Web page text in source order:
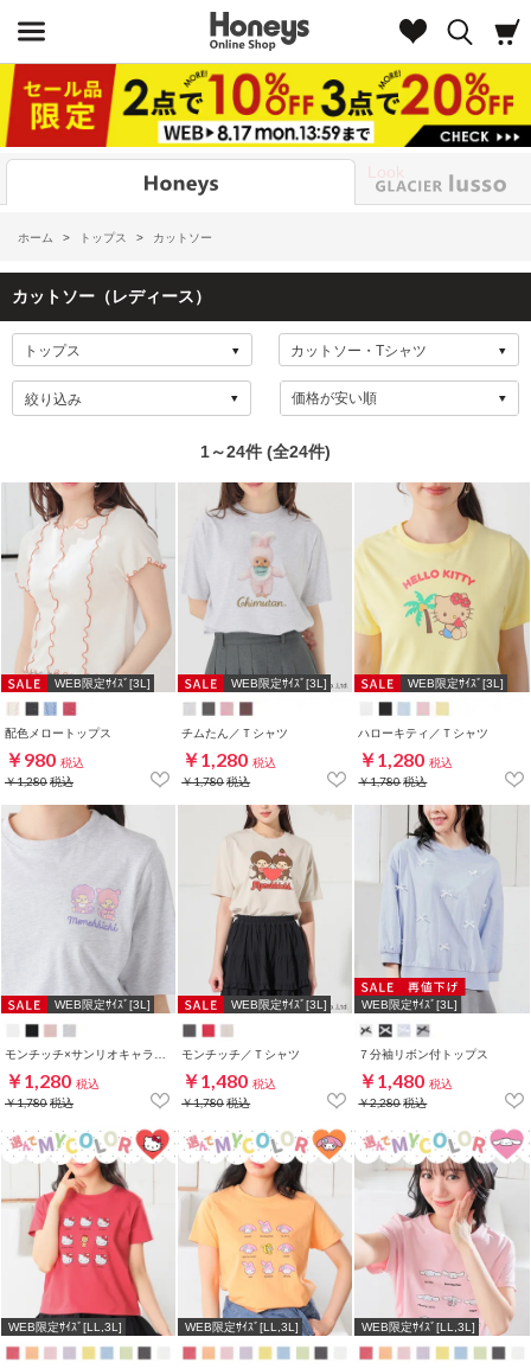
Look
ホーム > トップス > カットソー
カットソー（レディース）
絞り込み
1～24件 (全24件)
WEB限定ｻｲｽﾞ[3L]
配色メロートップス
￥980 税込
￥1,280税込
WEB限定ｻｲｽﾞ[3L]
チムたん／Ｔシャツ
￥1,280 税込
￥1,780税込
WEB限定ｻｲｽﾞ[3L]
ハローキティ／Ｔシャツ
￥1,280 税込
￥1,780税込
WEB限定ｻｲｽﾞ[3L]
￥1,280 税込
￥1,780税込
WEB限定ｻｲｽﾞ[3L]
モンチッチ／Ｔシャツ
￥1,480 税込
￥1,780税込
WEB限定ｻｲｽﾞ[3L]
７分袖リボン付トップス
￥1,480 税込
￥2,280税込
WEB限定ｻｲｽﾞ[LL,3L] WEB限定ｻｲｽﾞ[LL,3L] WEB限定ｻｲｽﾞ[LL,3L]